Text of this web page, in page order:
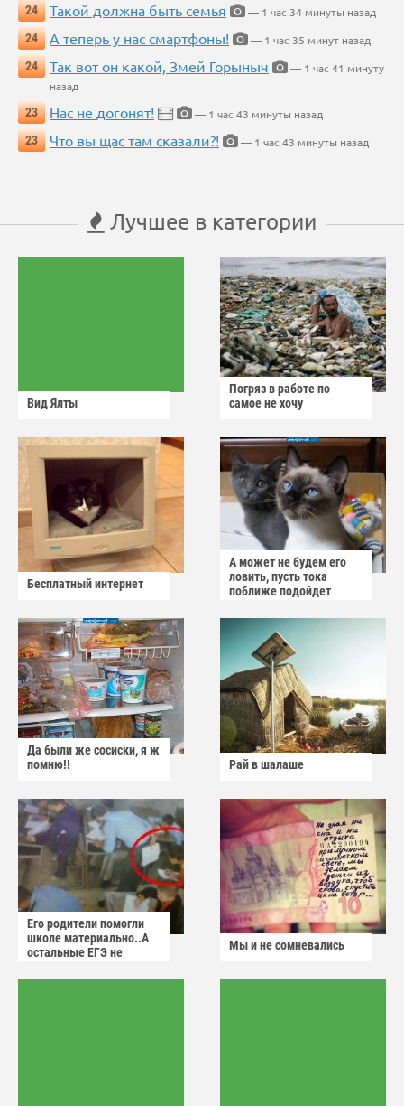
24
Такой должна быть семья
— 1 час 34 минуты назад
24
А теперь у нас смартфоны!
— 1 час 35 минут назад
24
Так вот он какой, Змей Горыныч
— 1 час 41 минуту
назад
23
Нас не догонят!
— 1 час 43 минуты назад
23
Что вы щас там сказали?! — 1 час 43 минуты назад
Лучшее в категории
Вид Ялты
Погряз в работе по
самое не хочу
Бесплатный интернет
А может не будем его
ловить, пусть тока
поближе подойдет
Да были же сосиски, я ж
помню!!
Рай в шалаше
Его родители помогли
школе материально..А
остальные ЕГЭ не
Мы и не сомневались